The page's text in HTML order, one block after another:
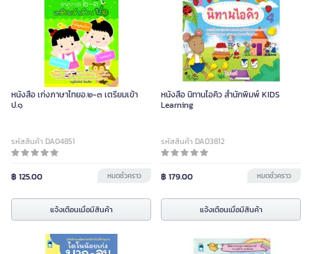
หนังสือ เก่งภาษาไทยอ.๒-๓ เตรียมเข้า
ป.๑
รหัสสินค้า DA04851
฿ 125.00 หมดชั่วคราว
แจ้งเตือนเมื่อมีสินค้า
หนังสือ นิทานไอคิว สำนักพิมพ์ KIDS
Learning
รหัสสินค้า DA03812
฿ 179.00 หมดชั่วคราว
แจ้งเตือนเมื่อมีสินค้า